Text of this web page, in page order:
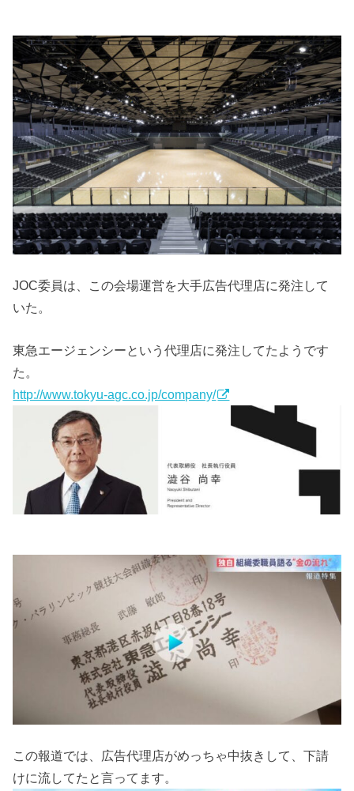
JOC委員は、この会場運営を大手広告代理店に発注して
いた。
東急エージェンシーという代理店に発注してたようです
た。
http://www.tokyu-agc.co.jp/company/
この報道では、広告代理店がめっちゃ中抜きして、下請
けに流してたと言ってます。